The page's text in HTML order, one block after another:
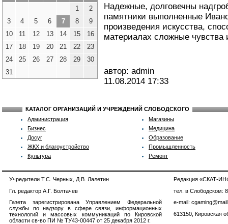
1
2
3
4 5 6 7 8
9
10
11 12 13 14 15
16
17
18 19 20 21 22
23
24
25 26 27 28 29
30
31
Надежные, долговечны
памятники выполненные
произведения искусства,
материалах сложные
автор: admin
11.08.2014 17:33
КАТАЛОГ ОРГАНИЗАЦИЙ И УЧРЕЖДЕНИЙ СЛОБОДСКОГО
Администрация
Бизнес
Досуг
ЖКХ и благоустройство
Культура
Магазины
Медицина
Образование
Промышленность
Ремонт
Учредители Т.С. Черных, Д.В. Лалетин
Гл. редактор А.Г. Болтачев
Газета зарегистрирована Управлением Федеральной
службы по надзору в сфере связи, информационных
технологий и массовых коммуникаций по Кировской
области св-во ПИ № ТУ43-00447 от 25 декабря 2012 г.
Редакция «СКАТ-
тел. в Слободском:
e-mail:
613150, Кировская